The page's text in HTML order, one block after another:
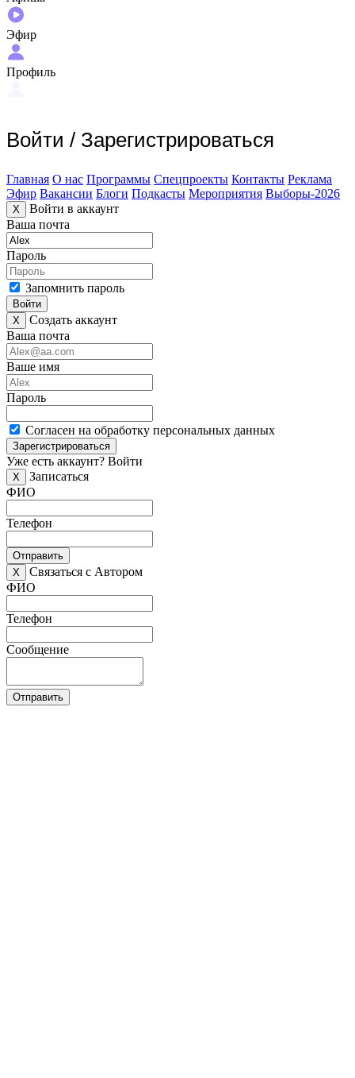
Эфир
Профиль
Войти / Зарегистрироваться
Главная О нас Программы Спецпроекты Контакты Реклама
Эфир Вакансии Блоги Подкасты Мероприятия Выборы-2026
X
Войти в аккаунт
Ваша почта
Пароль
Запомнить пароль
Войти
X
Создать аккаунт
Ваша почта
Ваше имя
Пароль
Согласен на обработку персональных данных
Зарегистрироваться
Уже есть аккаунт? Войти
X
Записаться
ФИО
Телефон
Отправить
X
Связаться с Автором
ФИО
Телефон
Сообщение
Отправить